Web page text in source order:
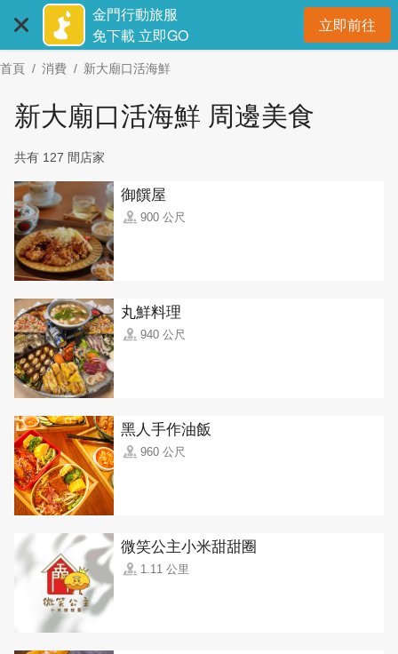
主
要
金門行動旅服
免下載 立即GO
立即前往開
首頁 消費 新大廟口活海鮮
新大廟口活海鮮 周邊美食
共有 127 間店家
御饌屋
900 公尺
丸鮮料理
940 公尺
黑人手作油飯
960 公尺
微笑公主小米甜甜圈
1.11 公里